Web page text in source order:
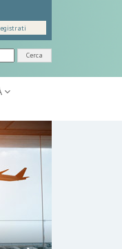
Cerca